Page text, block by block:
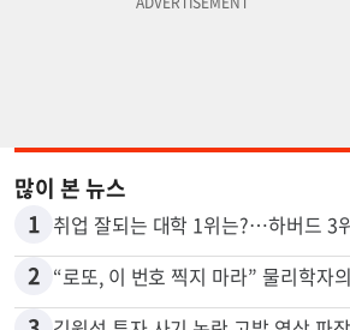
많이 본 뉴스
1 취업 잘되는 대학 1위는?…하버드 3
2 “로또, 이 번호 찍지 마라” 물리학자